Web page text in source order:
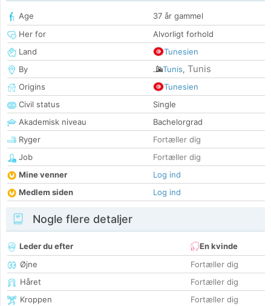
Age
37 år gammel
Her for
Alvorligt forhold
Land
Tunesien
By
Tunis, Tunis
Origins
Tunesien
Civil status
Single
Akademisk niveau
Bachelorgrad
Ryger
Fortæller dig
Job
Fortæller dig
Mine venner
Log ind
Medlem siden
Log ind
Nogle flere detaljer
Leder du efter
En kvinde
Øjne
Fortæller dig
Håret
Fortæller dig
Kroppen
Fortæller dig